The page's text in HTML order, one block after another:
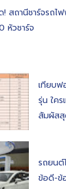
! สถานีชาร์จรถ
หัวชาร์จ
เทียบฟ
รุ่น ใค
สัมผัส
รถยนต์
ข้อดี-ข้